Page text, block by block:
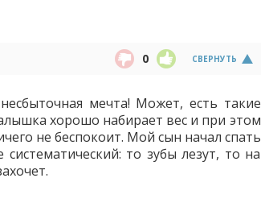
СВЕРНУТЬ
0
мечта! Может, есть такие
хорошо набирает вес и при этом
не беспокоит. Мой сын начал спать
то зубы лезут, то на